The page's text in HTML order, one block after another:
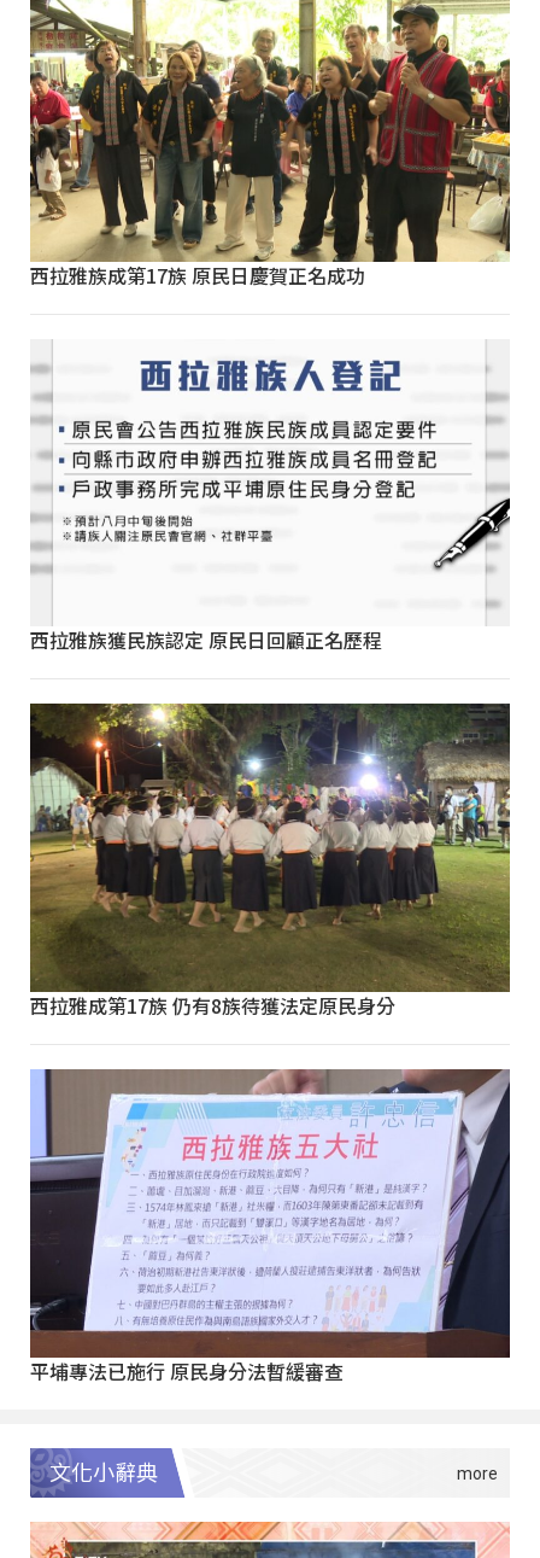
西拉雅族成第17族 原民日慶賀正名成功
西拉雅族獲民族認定 原民日回顧正名歷程
西拉雅成第17族 仍有8族待獲法定原民身分
平埔專法已施行 原民身分法暫緩審查
文化小辭典